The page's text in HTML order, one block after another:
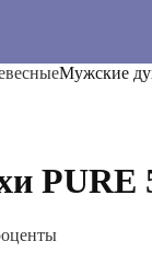
Мужские
PURE